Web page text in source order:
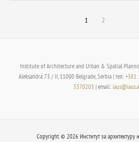
1 2
Institute of Architecture and Urban & Spatial
Aleksandra 73 / II, 11000 Belgrade, Serbia | тел: +381
3370203 | email:
Copyright © 2026 Институт за архитектуру